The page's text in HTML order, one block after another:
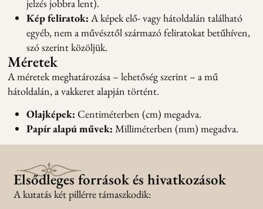
jelzés jobbra lent).
Kép feliratok: A képek elő- vagy hátoldalán található
egyéb, nem a művésztől származó feliratokat betűhíven,
szó szerint közöljük.
Méretek
A méretek meghatározása – lehetőség szerint – a mű
hátoldalán, a vakkeret alapján történt.
Olajképek: Centiméterben (cm) megadva.
Papír alapú művek: Milliméterben (mm) megadva.
Elsődleges források és hivatkozások
A kutatás két pillérre támaszkodik: